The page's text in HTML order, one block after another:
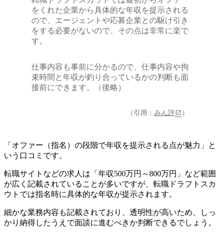
をくれた企業から具体的な年収を提示される
ので、エージェントや応募企業との駆け引き
をする必要がないので、その点は非常に楽で
す。
仕事内容も事前に分かるので、仕事内容や拘
束時間と年収が釣り合っているかの判断も面
接前にできます。（後略）
（引用： みん評 ）
「オファー（指名）の段階で年収を提示される点が魅力」と
いう口コミです。
転職サイトなどの求人は「年収500万円～800万円」など範囲
が広く記載されていることが多いですが、転職ドラフトスカ
ウトでは指名時に具体的な年収が提示されます。
細かな業務内容も記載されており、透明性が高いため、しっ
かり納得したうえで面談に進むべきか判断できるでしょう。